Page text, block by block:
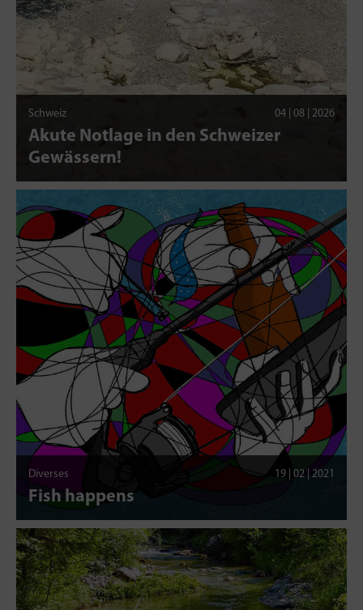
Schweiz 04 | 08 | 2026
Akute Notlage in den Schweizer
Gewässern!
Diverses 19 | 02 | 2021
Fish happens